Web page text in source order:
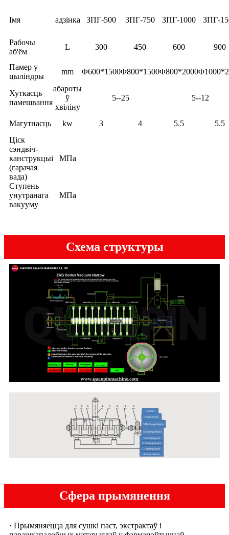
Імя адзінка ЗПГ-500 ЗПГ-750 ЗПГ-1000 ЗПГ-
Рабочы
аб'ём
L 300 450 600 900
Памер у
цыліндры
mm Φ600*1500Φ800*1500Φ800*2000
Хуткасць
памешвання
абароты
ў
хвіліну
5--25 5--12
Магутнасць kw 3 4 5.5
5.5
Ціск
сэндвіч-
канструкцыі
(гарачая
вада)
МПа
Ступень
унутранага
вакууму
МПа
Схема структуры
Сфера прымянення
· Прымяняецца для сушкі паст, экстрактаў і